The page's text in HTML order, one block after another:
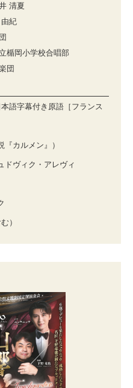
清夏
紀
楯岡⼩学校合唱部
団
語字幕付き原語［フランス
カルメン』）
ドヴィク・アレヴィ
）